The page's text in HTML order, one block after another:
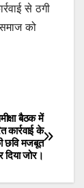
से ठगी
को
बैठक में
कार्रवाई के
छवि मजबूत
जोर।